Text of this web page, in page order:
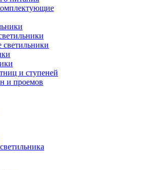
и ступеней
и проемов